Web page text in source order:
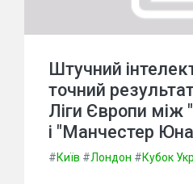
Штучний
точний
Ліги Європи між
і "Манчестер
#Київ #Лондон #Кубок